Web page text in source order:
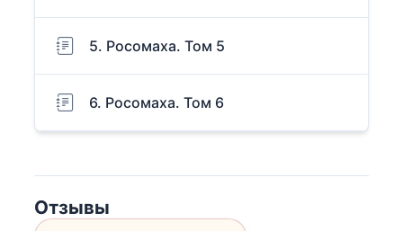
5. Росомаха. Том 5
6. Росомаха. Том 6
Отзывы